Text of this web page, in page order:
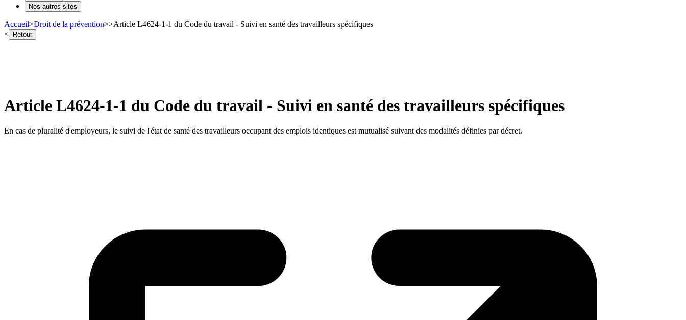
Nos autres sites
Accueil>Droit de la prévention>>Article L4624-1-1 du Code du travail - Suivi en santé des travailleurs spécifiques
< Retour
Article L4624-1-1 du Code du travail - Suivi en santé des travailleurs spécifiques
En cas de pluralité d'employeurs, le suivi de l'état de santé des travailleurs occupant des emplois identiques est mutualisé suivant des modalités définies par décret.